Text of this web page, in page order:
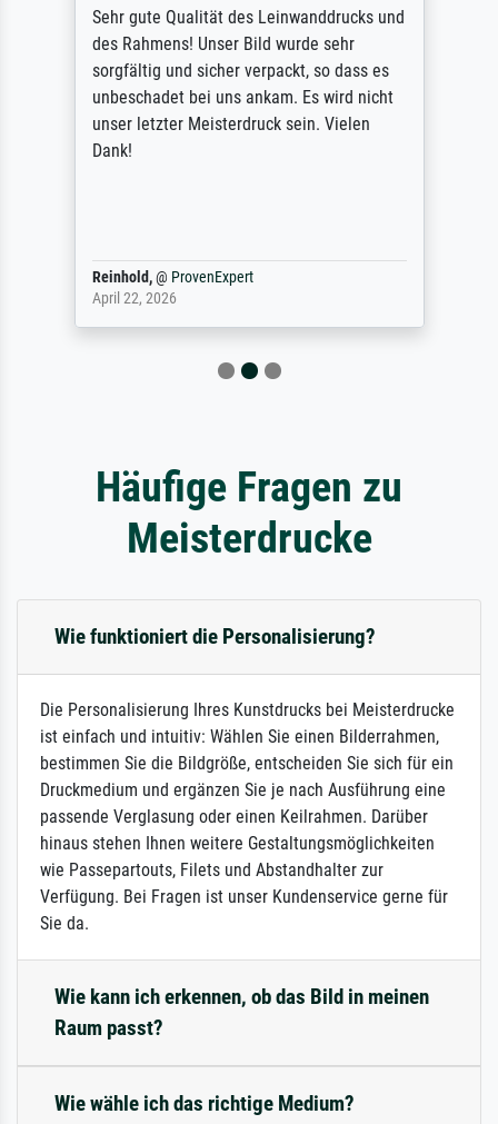
Sehr gute Qualität des Leinwanddrucks und
des Rahmens! Unser Bild wurde sehr
sorgfältig und sicher verpackt, so dass es
unbeschadet bei uns ankam. Es wird nicht
unser letzter Meisterdruck sein. Vielen
Dank!
Reinhold,@ ProvenExpert
April 22, 2026
Häufige Fragen zu
Meisterdrucke
Wie funktioniert die Personalisierung?
Die Personalisierung Ihres Kunstdrucks bei Meisterdrucke
ist einfach und intuitiv: Wählen Sie einen Bilderrahmen,
bestimmen Sie die Bildgröße, entscheiden Sie sich für ein
Druckmedium und ergänzen Sie je nach Ausführung eine
passende Verglasung oder einen Keilrahmen. Darüber
hinaus stehen Ihnen weitere Gestaltungsmöglichkeiten
wie Passepartouts, Filets und Abstandhalter zur
Verfügung. Bei Fragen ist unser Kundenservice gerne für
Sie da.
Wie kann ich erkennen, ob das Bild in meinen
Raum passt?
Wie wähle ich das richtige Medium?